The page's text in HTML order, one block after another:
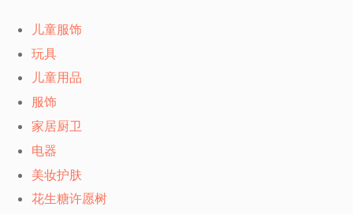
儿童服饰
玩具
儿童用品
服饰
家居厨卫
电器
美妆护肤
花生糖许愿树